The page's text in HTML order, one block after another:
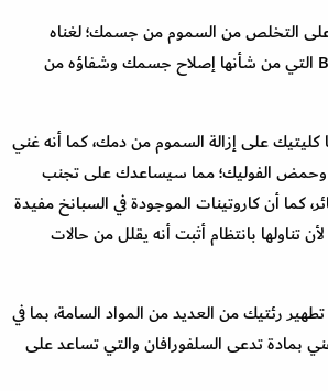
على التخلص من السموم من جسمك؛ لغناه
بالفيتامينات A وC وK وB التي من شأنها إصلاح جسمك وشفاؤه من
كليتيك على إزالة السموم من دمك، كما أنه غني
وحمض الفوليك؛ مما سيساعدك على تجنب
كما أن كاروتينات الموجودة في السبانخ مفيدة
بانتظام أثبت أنه يقلل من حالات
رئتيك من العديد من المواد السامة، بما في
بمادة تدعى السلفورافان والتي تساعد على